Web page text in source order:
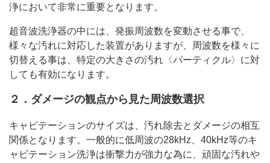
浄において非常に重要となります。
超音波洗浄器の中には、発振周波数を変動させる事で、
様々な汚れに対応した装置がありますが、周波数を様々に
切替える事は、特定の大きさの汚れ〈パーティクル〉に対
しても有効になります。
２．ダメージの観点から見た周波数選択
キャビテーションのサイズは、汚れ除去とダメージの相互
関係となります。一般的に低周波の28kHz、40kHz等のキ
ャビテーション洗浄は衝撃力が強力な為に、頑固な汚れや